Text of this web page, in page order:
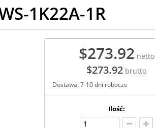
1K22A-1R
$273.92 netto
$273.92 brutto
Dostawa: 7-10 dni robocze
Ilość: